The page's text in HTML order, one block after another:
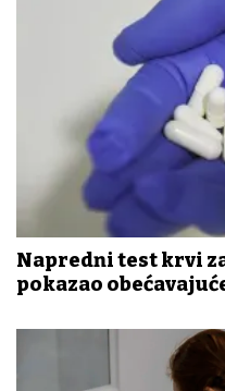
Napredni test krvi
pokazao